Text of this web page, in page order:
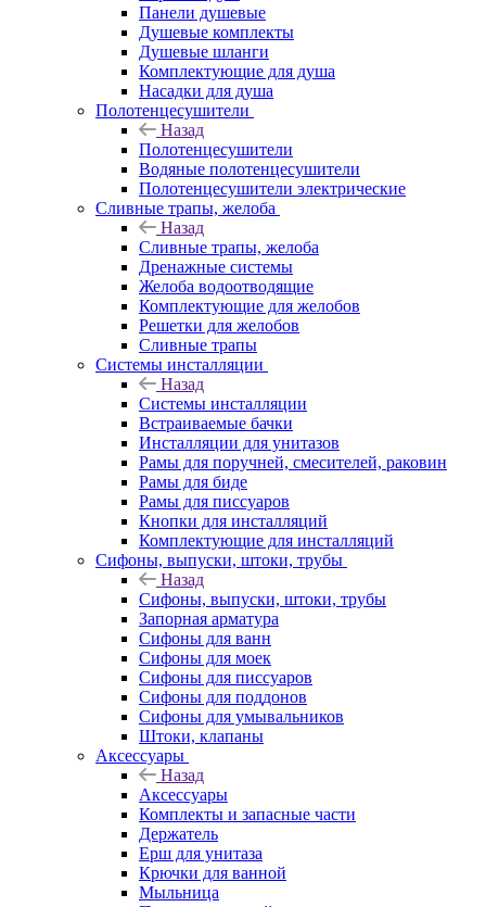
Панели душевые
Душевые комплекты
Душевые шланги
Комплектующие для душа
Насадки для душа
Полотенцесушители
Назад
Полотенцесушители
Водяные полотенцесушители
Полотенцесушители электрические
Сливные трапы, желоба
Назад
Сливные трапы, желоба
Дренажные системы
Желоба водоотводящие
Комплектующие для желобов
Решетки для желобов
Сливные трапы
Системы инсталляции
Назад
Системы инсталляции
Встраиваемые бачки
Инсталляции для унитазов
Рамы для поручней, смесителей, раковин
Рамы для биде
Рамы для писсуаров
Кнопки для инсталляций
Комплектующие для инсталляций
Сифоны, выпуски, штоки, трубы
Назад
Сифоны, выпуски, штоки, трубы
Запорная арматура
Сифоны для ванн
Сифоны для моек
Сифоны для писсуаров
Сифоны для поддонов
Сифоны для умывальников
Штоки, клапаны
Аксессуары
Назад
Аксессуары
Комплекты и запасные части
Держатель
Ерш для унитаза
Крючки для ванной
Мыльница